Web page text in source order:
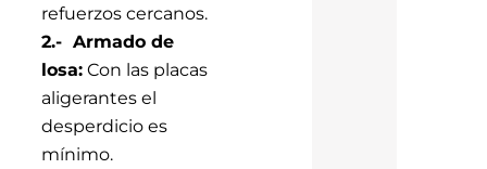
refuerzos cercanos.
2.- Armado de
losa:Con las placas
aligerantes el
desperdicio es
mínimo.